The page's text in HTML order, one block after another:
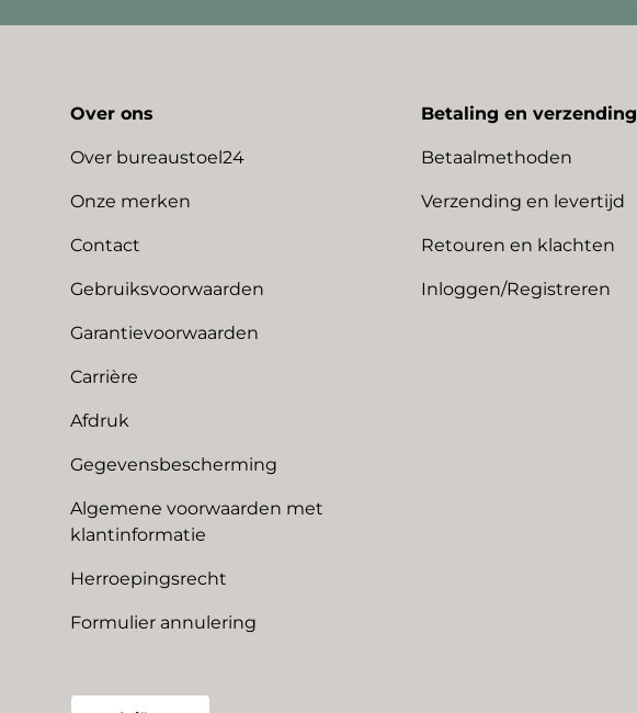
Over ons
Over bureaustoel24
Onze merken
Contact
Gebruiksvoorwaarden
Garantievoorwaarden
Carrière
Afdruk
Gegevensbescherming
Algemene voorwaarden met
klantinformatie
Herroepingsrecht
Formulier annulering
Betaling en verzending
Betaalmethoden
Verzending en levertijd
Retouren en klachten
Inloggen/Registreren